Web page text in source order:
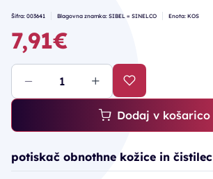
Šifra: 003641 Blagovna znamka: SIBEL = SINELCO Enota: KOS
7,91€
Dodaj v košarico
potiskač obnothne kožice in čistilec